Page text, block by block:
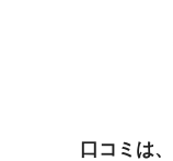
口コミは、